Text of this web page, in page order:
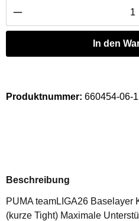
Produkt Anzahl: Gib
In den
Produktnummer: 660454-06-
Beschreibung
PUMA teamLIGA26 Baselayer
(kurze Tight) Maximale